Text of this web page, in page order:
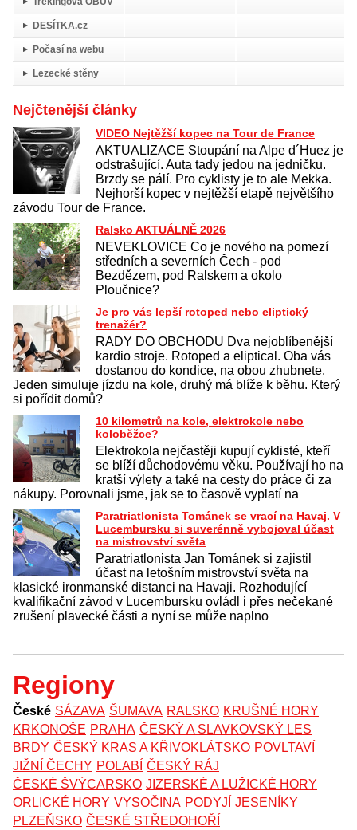
DESÍTKA.cz
Počasí na webu
Lezecké stěny
Nejčtenější články
VIDEO Nejtěžší kopec na Tour de France
AKTUALIZACE Stoupání na Alpe d´Huez je
odstrašující. Auta tady jedou na jedničku.
Brzdy se pálí. Pro cyklisty je to ale Mekka.
Nejhorší kopec v nejtěžší etapě největšího
závodu Tour de France.
Ralsko AKTUÁLNĚ 2026
NEVEKLOVICE Co je nového na pomezí
středních a severních Čech - pod
Bezdězem, pod Ralskem a okolo
Ploučnice?
Je pro vás lepší rotoped nebo eliptický
trenažér?
RADY DO OBCHODU Dva nejoblíbenější
kardio stroje. Rotoped a eliptical. Oba vás
dostanou do kondice, na obou zhubnete.
Jeden simuluje jízdu na kole, druhý má blíže k běhu. Který
si pořídit domů?
10 kilometrů na kole, elektrokole nebo
koloběžce?
Elektrokola nejčastěji kupují cyklisté, kteří
se blíží důchodovému věku. Používají ho na
kratší výlety a také na cesty do práce či za
nákupy. Porovnali jsme, jak se to časově vyplatí na
Paratriatlonista Tománek se vrací na Havaj. V
Lucembursku si suverénně vybojoval účast
na mistrovství světa
Paratriatlonista Jan Tománek si zajistil
účast na letošním mistrovství světa na
klasické ironmanské distanci na Havaji. Rozhodující
kvalifikační závod v Lucembursku ovládl i přes nečekané
zrušení plavecké části a nyní se může naplno
Regiony
České SÁZAVA ŠUMAVA RALSKO KRUŠNÉ HORY
KRKONOŠE PRAHA ČESKÝ A SLAVKOVSKÝ LES
BRDY ČESKÝ KRAS A KŘIVOKLÁTSKO POVLTAVÍ
JIŽNÍ ČECHY POLABÍ ČESKÝ RÁJ
ČESKÉ ŠVÝCARSKO JIZERSKÉ A LUŽICKÉ HORY
ORLICKÉ HORY VYSOČINA PODYJÍ JESENÍKY
PLZEŇSKO ČESKÉ STŘEDOHOŘÍ